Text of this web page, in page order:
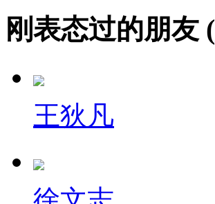
刚表态过的朋友 (
王狄凡